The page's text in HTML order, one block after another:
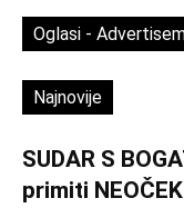
Oglasi -
Najnovije
SUDAR S
primiti